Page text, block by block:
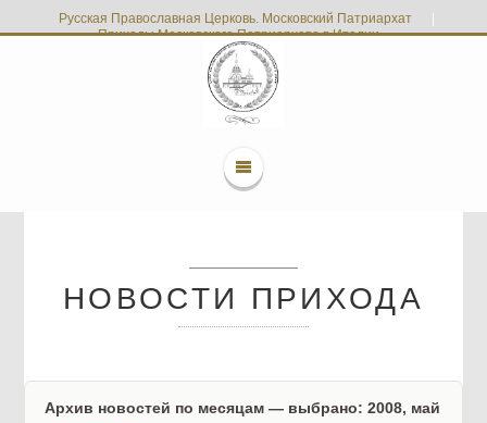
Русская Православная Церковь. Московский Патриархат
Приходы Московского Патриархата в Италии
НОВОСТИ ПРИХОДА
Архив новостей по месяцам — выбрано: 2008, май